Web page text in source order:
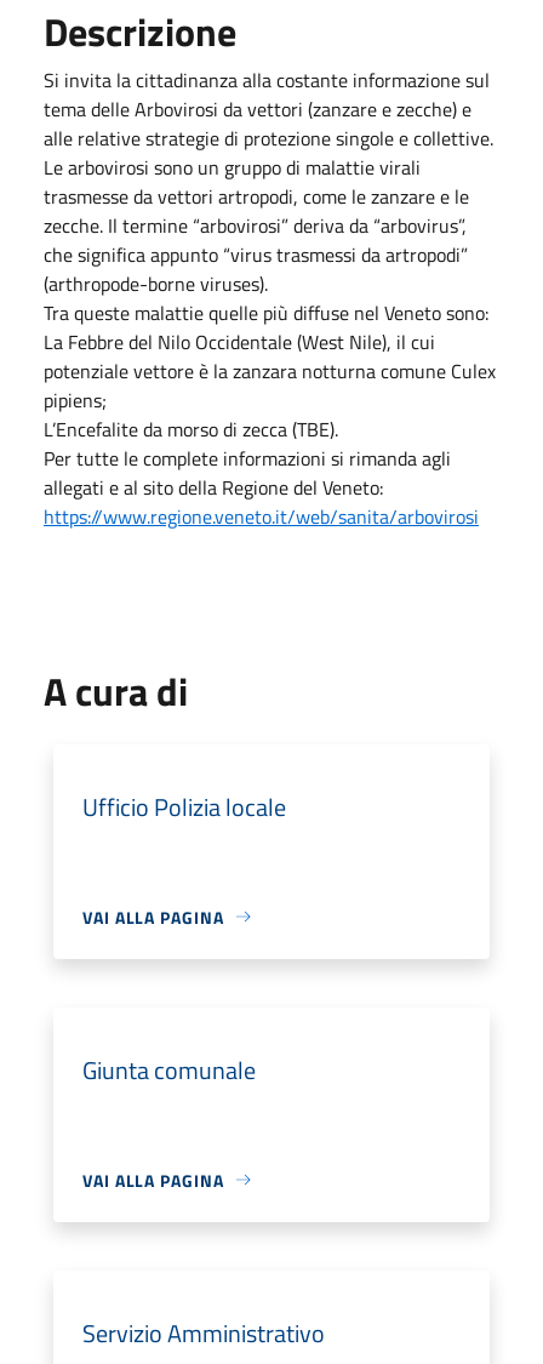
Descrizione
Si invita la cittadinanza alla costante informazione sul
tema delle Arbovirosi da vettori (zanzare e zecche) e
alle relative strategie di protezione singole e collettive.
Le arbovirosi sono un gruppo di malattie virali
trasmesse da vettori artropodi, come le zanzare e le
zecche. Il termine “arbovirosi” deriva da “arbovirus”,
che significa appunto “virus trasmessi da artropodi”
(arthropode-borne viruses).
Tra queste malattie quelle più diffuse nel Veneto sono:
La Febbre del Nilo Occidentale (West Nile), il cui
potenziale vettore è la zanzara notturna comune Culex
pipiens;
L’Encefalite da morso di zecca (TBE).
Per tutte le complete informazioni si rimanda agli
allegati e al sito della Regione del Veneto:
https://www.regione.veneto.it/web/sanita/arbovirosi
A cura di
Ufficio Polizia locale
VAI ALLA PAGINA
Giunta comunale
VAI ALLA PAGINA
Servizio Amministrativo